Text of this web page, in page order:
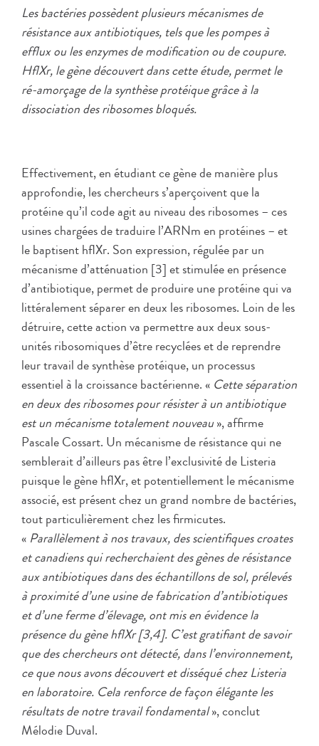
Les bactéries possèdent plusieurs mécanismes de
résistance aux antibiotiques, tels que les pompes à
efflux ou les enzymes de modification ou de coupure.
HflXr, le gène découvert dans cette étude, permet le
ré-amorçage de la synthèse protéique grâce à la
dissociation des ribosomes bloqués.
Effectivement, en étudiant ce gène de manière plus
approfondie, les chercheurs s’aperçoivent que la
protéine qu’il code agit au niveau des ribosomes – ces
usines chargées de traduire l’ARNm en protéines – et
le baptisent hflXr. Son expression, régulée par un
mécanisme d’atténuation [3] et stimulée en présence
d’antibiotique, permet de produire une protéine qui va
littéralement séparer en deux les ribosomes. Loin de les
détruire, cette action va permettre aux deux sous-
unités ribosomiques d’être recyclées et de reprendre
leur travail de synthèse protéique, un processus
essentiel à la croissance bactérienne. « Cette séparation
en deux des ribosomes pour résister à un antibiotique
est un mécanisme totalement nouveau», affirme
Pascale Cossart. Un mécanisme de résistance qui ne
semblerait d’ailleurs pas être l’exclusivité de Listeria
puisque le gène hflXr, et potentiellement le mécanisme
associé, est présent chez un grand nombre de bactéries,
tout particulièrement chez les firmicutes.
« Parallèlement à nos travaux, des scientifiques croates
et canadiens qui recherchaient des gènes de résistance
aux antibiotiques dans des échantillons de sol, prélevés
à proximité d’une usine de fabrication d’antibiotiques
et d’une ferme d’élevage, ont mis en évidence la
présence du gène hflXr [3,4]. C’est gratifiant de savoir
que des chercheurs ont détecté, dans l’environnement,
ce que nous avons découvert et disséqué chez Listeria
en laboratoire. Cela renforce de façon élégante les
résultats de notre travail fondamental», conclut
Mélodie Duval.